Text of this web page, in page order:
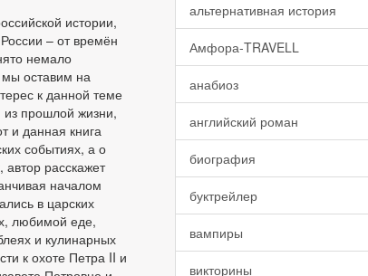
истории,
– от времён
немало
оставим на
к данной теме
из прошлой жизни,
и данная книга
событиях, а о
автор расскажет
началом
в царских
любимой еде,
и кулинарных
к охоте Петра II и
альтернативная история
Амфора-TRAVELL
анабиоз
английский роман
биография
буктрейлер
вампиры
викторины